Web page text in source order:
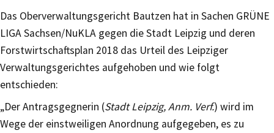
Das Oberverwaltungsgericht Bautzen hat in Sachen GRÜNE
LIGA Sachsen/NuKLA gegen die Stadt Leipzig und deren
Forstwirtschaftsplan 2018 das Urteil des Leipziger
Verwaltungsgerichtes aufgehoben und wie folgt
entschieden:
„Der Antragsgegnerin (Stadt Leipzig, Anm. Verf.) wird im
Wege der einstweiligen Anordnung aufgegeben, es zu